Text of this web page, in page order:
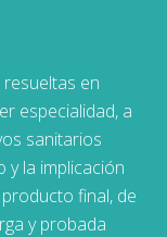
en
especialidad, a
sanitarios
y la implicación
final, de
y probada